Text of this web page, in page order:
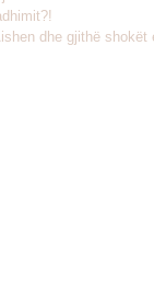
dhe gjithë shokët